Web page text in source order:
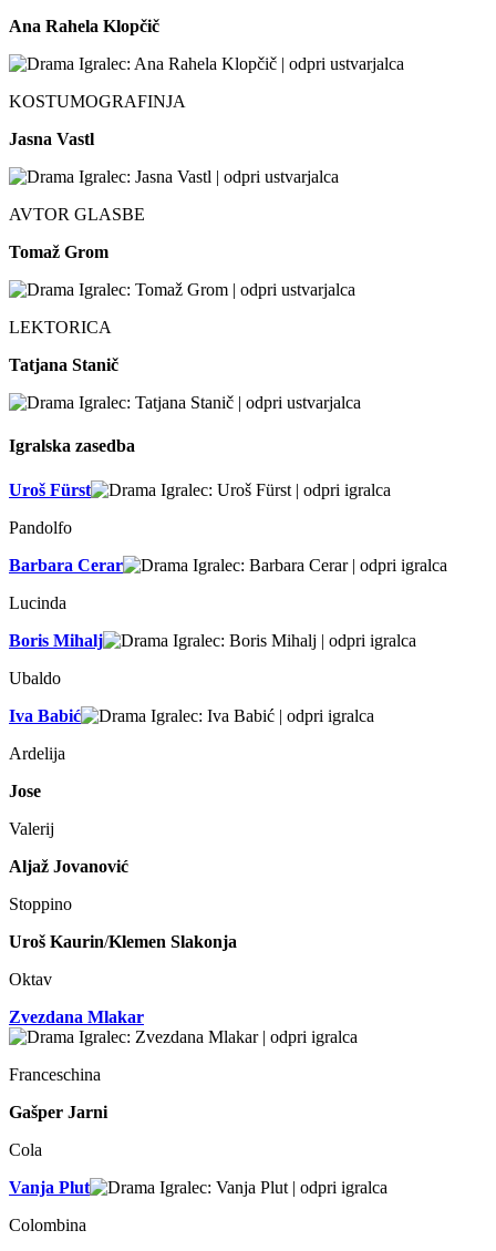
Ana Rahela Klopčič
KOSTUMOGRAFINJA
Jasna Vastl
AVTOR GLASBE
Tomaž Grom
LEKTORICA
Tatjana Stanič
Igralska zasedba
Uroš Fürst
Pandolfo
Barbara Cerar
Lucinda
Boris Mihalj
Ubaldo
Iva Babić
Ardelija
Jose
Valerij
Aljaž Jovanović
Stoppino
Uroš Kaurin/Klemen Slakonja
Oktav
Zvezdana Mlakar
Franceschina
Gašper Jarni
Cola
Vanja Plut
Colombina